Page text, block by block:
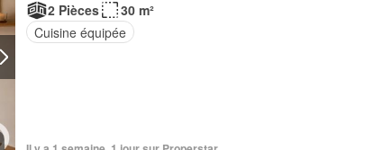
2 Pièces
30 m²
Cuisine équipée